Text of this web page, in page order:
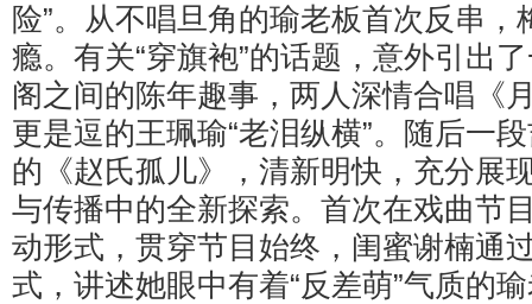
险”。从不唱旦角的瑜老板首次反串
瘾。有关“穿旗袍”的话题，意外引出
阁之间的陈年趣事，两人深情合唱《
更是逗的王珮瑜“老泪纵横”。随后一
的《赵氏孤儿》，清新明快，充分展
与传播中的全新探索。首次在戏曲节
动形式，贯穿节目始终，闺蜜谢楠通
式，讲述她眼中有着“反差萌”气质的